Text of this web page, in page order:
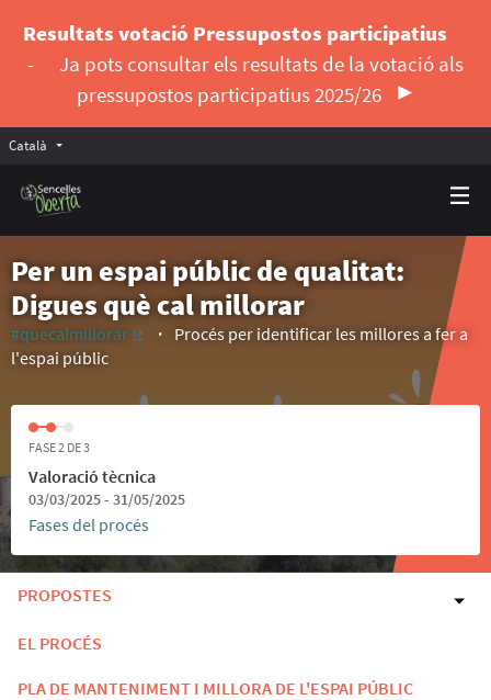
Resultats votació Pressupostos participatius
-
Ja pots consultar els resultats de la votació als
pressupostos participatius 2025/26
Català Triar la llengua
Per un espai públic de qualitat:
Digues què cal millorar
#quecalmillorar
Procés per identificar les millores a fer a
l'espai públic
FASE 2 DE 3
Valoració tècnica
03/03/2025 - 31/05/2025
Fases del procés
PROPOSTES
EL PROCÉS
PLA DE MANTENIMENT I MILLORA DE L'ESPAI PÚBLIC